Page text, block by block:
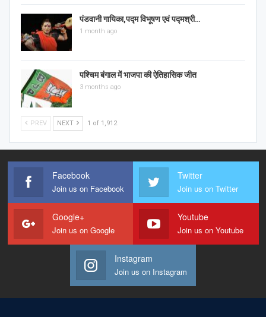
पंडवानी गायिका,पद्म विभूषण एवं पद्मश्री…
1 month ago
पश्चिम बंगाल में भाजपा की ऐतिहासिक जीत
3 months ago
PREV NEXT 1 of 1,912
Facebook
Join us on Facebook
Twitter
Join us on Twitter
Google+
Join us on Google
Youtube
Join us on Youtube
Instagram
Join us on Instagram